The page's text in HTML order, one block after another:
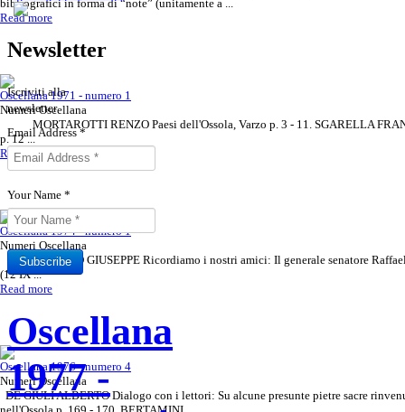
Rivista Oscellana
Sottoscrivi il tuo abbonamento
alla Rivista
Newsletter
Iscriviti alla
newsletter
Email Address*
Your Name *
Subscribe
Oscellana
1977 -
bibliografici in forma di “note” (unitamente a ...
Read more
Oscellana 1971 - numero 1
Numeri Oscellana
MORTAROTTI RENZO Paesi dell'Ossola, Varzo p. 3 - 11. SGARELLA
p. 12 ...
Read more
Oscellana 1974 - numero 1
Numeri Oscellana
AIRAUDO GIUSEPPE Ricordiamo i nostri amici: Il generale senatore
(12 IX ...
Read more
Oscellana 1976 - numero 4
Numeri Oscellana
DE GIULI ALBERTO Dialogo con i lettori: Su alcune presunte pietre sacre